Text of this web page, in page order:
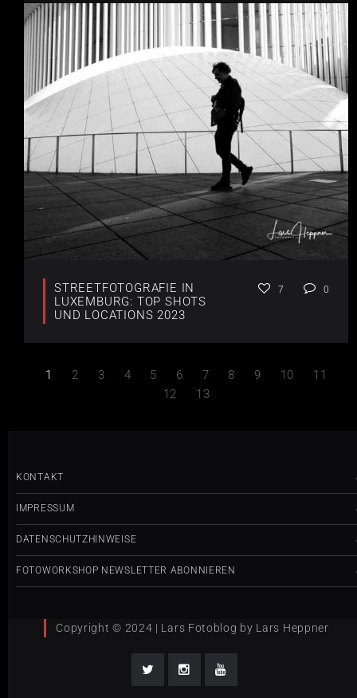
STREETFOTOGRAFIE IN
LUXEMBURG: TOP SHOTS
UND LOCATIONS 2023
7 0
1 2 3 4 5 6 7 8 9 10
11
12
13
KONTAKT
IMPRESSUM
DATENSCHUTZHINWEISE
FOTOWORKSHOP NEWSLETTER ABONNIEREN
Copyright © 2024 | Lars Fotoblog by Lars Heppner